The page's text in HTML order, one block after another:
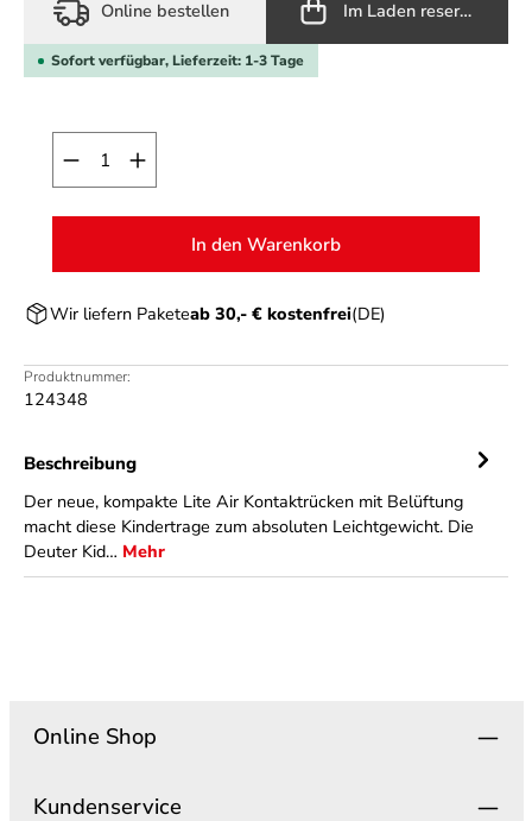
Online bestellen Im Laden reservieren
Sofort verfügbar, Lieferzeit: 1-3 Tage
Produkt Anzahl: Gib den gewünschten Wert
In den Warenkorb
Wir liefern Paketeab 30,- € kostenfrei(DE)
Produktnummer:
124348
Beschreibung
Der neue, kompakte Lite Air Kontaktrücken mit Belüftung
macht diese Kindertrage zum absoluten Leichtgewicht. Die
Deuter Kid… Mehr
Online Shop
Kundenservice